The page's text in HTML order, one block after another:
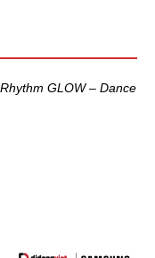
GLOW – Dance